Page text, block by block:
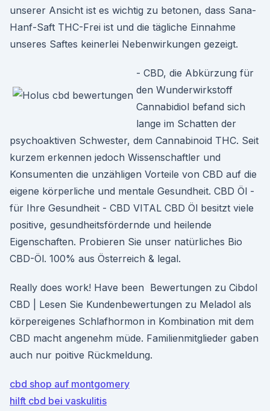
unserer Ansicht ist es wichtig zu betonen, dass Sana-
Hanf-Saft THC-Frei ist und die tägliche Einnahme
unseres Saftes keinerlei Nebenwirkungen gezeigt.
- CBD, die Abkürzung für
den Wunderwirkstoff
Cannabidiol befand sich
lange im Schatten der
psychoaktiven Schwester, dem Cannabinoid THC. Seit
kurzem erkennen jedoch Wissenschaftler und
Konsumenten die unzähligen Vorteile von CBD auf die
eigene körperliche und mentale Gesundheit. CBD Öl -
für Ihre Gesundheit - CBD VITAL CBD Öl besitzt viele
positive, gesundheitsfördernde und heilende
Eigenschaften. Probieren Sie unser natürliches Bio
CBD-Öl. 100% aus Österreich & legal.
Really does work! Have been Bewertungen zu Cibdol
CBD | Lesen Sie Kundenbewertungen zu Meladol als
körpereigenes Schlafhormon in Kombination mit dem
CBD macht angenehm müde. Familienmitglieder gaben
auch nur poitive Rückmeldung.
cbd shop auf montgomery
hilft cbd bei vaskulitis